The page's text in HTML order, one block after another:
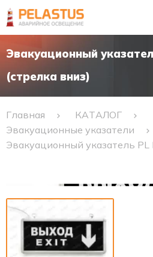
Эвакуационный
(стрелка вниз)
Главная
КАТАЛОГ
Эвакуационные указатели
Эвакуационный указатель PL